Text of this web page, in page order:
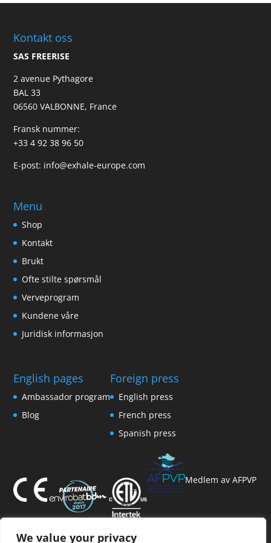
We value your privacy
Kontakt oss
SAS FREERISE
2 avenue Pythagore
BAL 33
06560 VALBONNE, France
Fransk nummer:
+33 4 92 38 96 50
E-post: info@exhale-europe.com
Menu
Shop
Kontakt
Brukt
Ofte stilte spørsmål
Verveprogram
Kundene våre
Juridisk informasjon
English pages
Ambassador program
Blog
Foreign press
English press
French press
Spanish press
Medlem av AFPVP